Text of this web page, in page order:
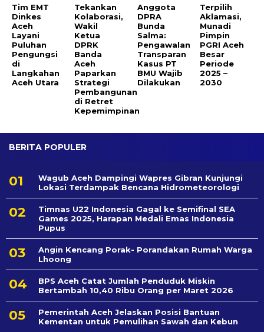
Tim EMT
Dinkes
Aceh
Layani
Puluhan
Pengungsi
di
Langkahan
Aceh Utara
Tekankan
Kolaborasi,
Wakil
Ketua
DPRK
Banda
Aceh
Paparkan
Strategi
Pembangunan
di Retret
Kepemimpinan
Anggota
DPRA
Bunda
Salma:
Pengawalan
Transparan
Kasus PT
BMU Wajib
Dilakukan
Terpilih
Aklamasi,
Munadi
Pimpin
PGRI Aceh
Besar
Periode
2025 –
2030
BERITA POPULER
Wagub Aceh Dampingi Wapres Gibran Kunjungi
Lokasi Terdampak Bencana Hidrometeorologi
Timnas U22 Indonesia Gagal ke Semifinal SEA
Games 2025, Harapan Medali Emas Indonesia
Pupus
Angin Kencang Porak- Porandakan Rumah Warga
Lhoong
BPS Aceh Catat Jumlah Penduduk Miskin
Bertambah 10,40 Ribu Orang per Maret 2026
Pemerintah Aceh Jelaskan Posisi Bantuan
Kementan untuk Pemulihan Sawah dan Kebun